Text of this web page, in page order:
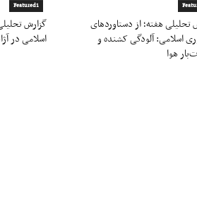
Featured1
گزارش
اسلامی در
تحلیلی هفته؛ از دستاوردهای
اسلامی: آلودگی کشنده و
هوا